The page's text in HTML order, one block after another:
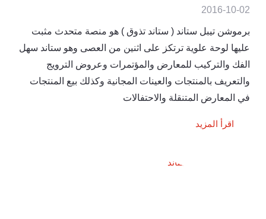
2016-10-02
برموشن تيبل ستاند ( ستاند تذوق‬‎ ) هو منصة متحدث مثبت
عليها لوحة علوية ترتكز على اثنين من العصى وهو ستاند سهل
الفك والتركيب للمعارض والمؤتمرات وعروض الترويج
والتعريف بالمنتجات والعينات المجانية وكذلك بيع المنتجات
في المعارض المتنقلة والاحتفالات
اقرأ المزيد